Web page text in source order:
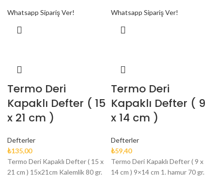
Whatsapp Sipariş Ver! Whatsapp Sipariş Ver!
Termo Deri
Kapaklı Defter ( 15
x 21 cm )
Defterler
₺135,00
Termo Deri Kapaklı Defter ( 15 x
21 cm ) 15x21cm Kalemlik 80 gr.
Termo Deri
Kapaklı Defter ( 9
x 14 cm )
Defterler
₺59,40
Termo Deri Kapaklı Defter ( 9 x
14 cm ) 9×14 cm 1. hamur 70 gr.